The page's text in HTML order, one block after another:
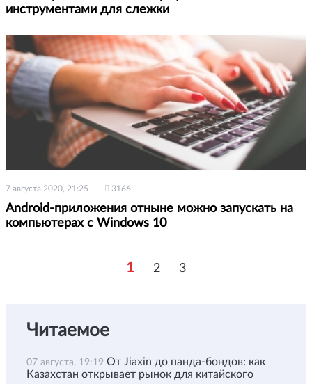
инструментами для слежки
7 августа 2020, 21:25 3166
Android-приложения отныне можно запускать на
компьютерах с Windows 10
1 2 3
Читаемое
07 августа, 19:19 От Jiaxin до панда-бондов: как
Казахстан открывает рынок для китайского